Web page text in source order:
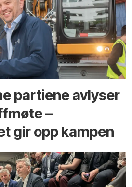
partiene avlyser
–
gir opp kampen